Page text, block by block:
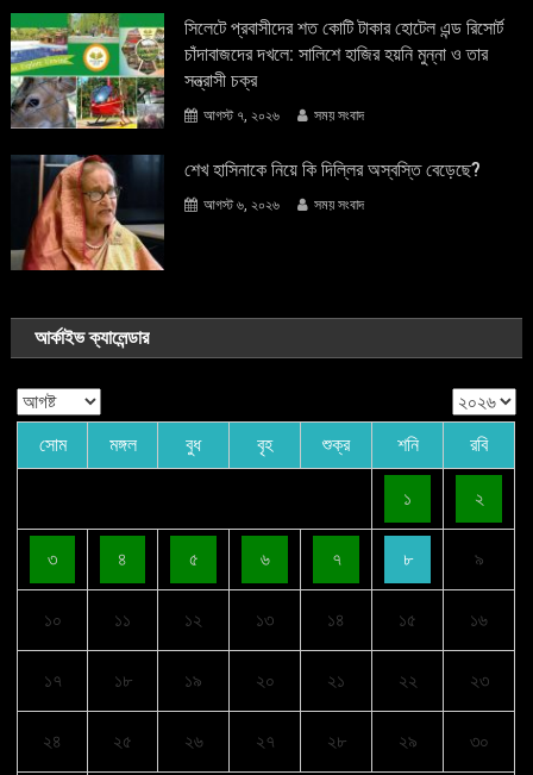
সিলেটে প্রবাসীদের শত কোটি টাকার হোটেল এন্ড রিসোর্ট
চাঁদাবাজদের দখলে: সালিশে হাজির হয়নি মুন্না ও তার
সন্ত্রাসী চক্র
আগস্ট ৭, ২০২৬ সময় সংবাদ
শেখ হাসিনাকে নিয়ে কি দিল্লির অস্বস্তি বেড়েছে?
আগস্ট ৬, ২০২৬ সময় সংবাদ
আর্কাইভ ক্যালেন্ডার
সোম মঙ্গল বুধ বৃহ শুক্র শনি রবি
১ ২
৩ ৪ ৫ ৬ ৭ ৮ ৯
১০ ১১ ১২ ১৩ ১৪ ১৫ ১৬
১৭ ১৮ ১৯ ২০ ২১ ২২ ২৩
২৪ ২৫ ২৬ ২৭ ২৮ ২৯ ৩০